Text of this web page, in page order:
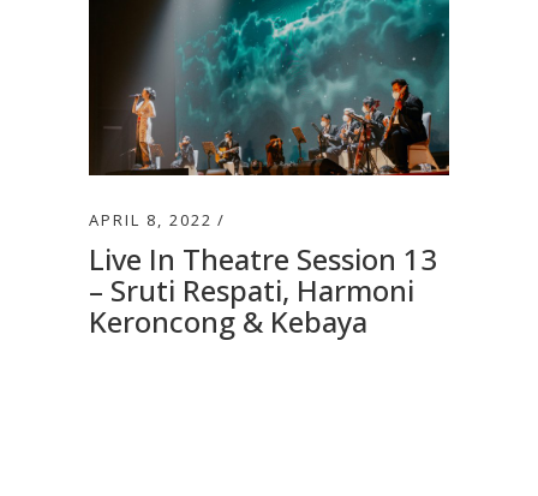
APRIL 8, 2022
Live In Theatre Session 13
– Sruti Respati, Harmoni
Keroncong & Kebaya